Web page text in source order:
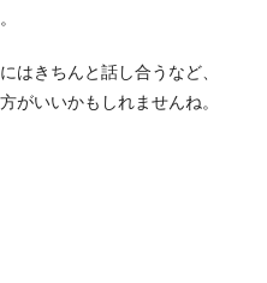
はきちんと話し合うなど、
がいいかもしれませんね。